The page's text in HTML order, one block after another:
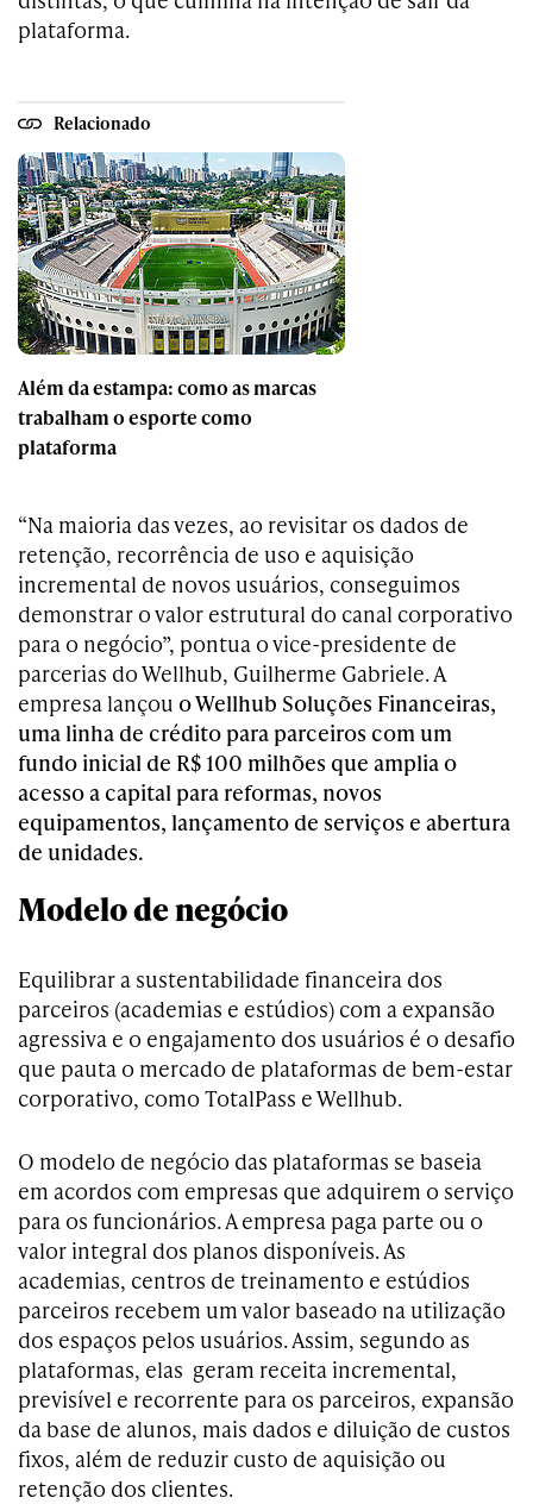
plataforma.
Relacionado
Além da estampa: como as marcas
trabalham o esporte como
plataforma
“Na maioria das vezes, ao revisitar os dados de
retenção, recorrência de uso e aquisição
incremental de novos usuários, conseguimos
demonstrar o valor estrutural do canal corporativo
para o negócio”, pontua o vice-presidente de
parcerias do Wellhub, Guilherme Gabriele. A
empresa lançou o Wellhub Soluções Financeiras,
uma linha de crédito para parceiros com um
fundo inicial de R$ 100 milhões que amplia o
acesso a capital para reformas, novos
equipamentos, lançamento de serviços e abertura
de unidades.
Modelo de negócio
Equilibrar a sustentabilidade financeira dos
parceiros (academias e estúdios) com a expansão
agressiva e o engajamento dos usuários é o desafio
que pauta o mercado de plataformas de bem-estar
corporativo, como TotalPass e Wellhub.
O modelo de negócio das plataformas se baseia
em acordos com empresas que adquirem o serviço
para os funcionários. A empresa paga parte ou o
valor integral dos planos disponíveis. As
academias, centros de treinamento e estúdios
parceiros recebem um valor baseado na utilização
dos espaços pelos usuários. Assim, segundo as
plataformas, elas geram receita incremental,
previsível e recorrente para os parceiros, expansão
da base de alunos, mais dados e diluição de custos
fixos, além de reduzir custo de aquisição ou
retenção dos clientes.